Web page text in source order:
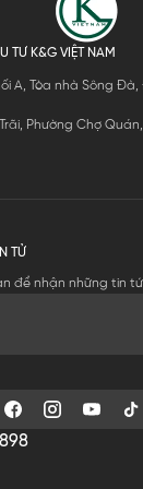
TƯ K&G VIỆT NAM
A, Tòa nhà Sông
Phường Chợ
TỬ
để nhận những tin